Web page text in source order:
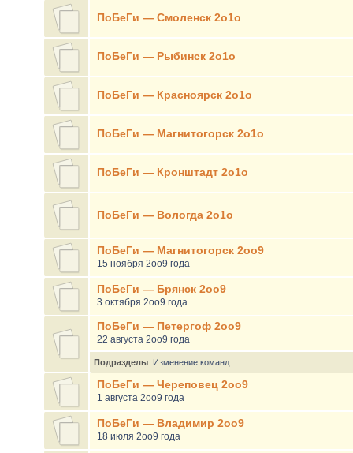
ПоБеГи — Смоленск 2о1о
ПоБеГи — Рыбинск 2о1о
ПоБеГи — Красноярск 2о1о
ПоБеГи — Магнитогорск 2о1о
ПоБеГи — Кронштадт 2о1о
ПоБеГи — Вологда 2о1о
ПоБеГи — Магнитогорск 2оо9
15 ноября 2оо9 года
ПоБеГи — Брянск 2оо9
3 октября 2оо9 года
ПоБеГи — Петергоф 2оо9
22 августа 2оо9 года
Подразделы: Изменение команд
ПоБеГи — Череповец 2оо9
1 августа 2оо9 года
ПоБеГи — Владимир 2оо9
18 июля 2оо9 года